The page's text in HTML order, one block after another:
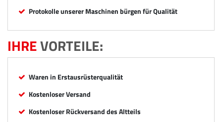
Protokolle unserer Maschinen bürgen für Qualität
IHREVORTEILE:
Waren in Erstausrüsterqualität
Kostenloser Versand
Kostenloser Rückversand des Altteils